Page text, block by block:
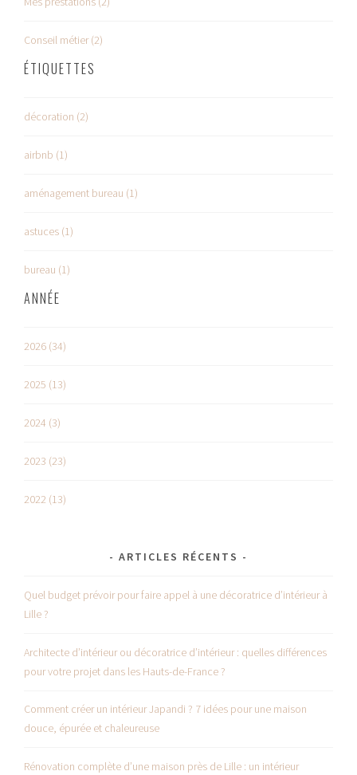
Conseil métier (2)
ÉTIQUETTES
décoration (2)
airbnb (1)
aménagement bureau (1)
astuces (1)
bureau (1)
ANNÉE
2026 (34)
2025 (13)
2024 (3)
2023 (23)
2022 (13)
ARTICLES RÉCENTS
Quel budget prévoir pour faire appel à une décoratrice d’intérieur à
Lille ?
Architecte d’intérieur ou décoratrice d’intérieur : quelles différences
pour votre projet dans les Hauts-de-France ?
Comment créer un intérieur Japandi ? 7 idées pour une maison
douce, épurée et chaleureuse
Rénovation complète d’une maison près de Lille : un intérieur